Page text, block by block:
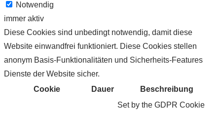
Notwendig
immer aktiv
Diese Cookies sind unbedingt notwendig, damit diese
Website einwandfrei funktioniert. Diese Cookies stellen
anonym Basis-Funktionalitäten und Sicherheits-Features
Dienste der Website sicher.
Cookie
Dauer Beschreibung
Set by the GDPR Cookie